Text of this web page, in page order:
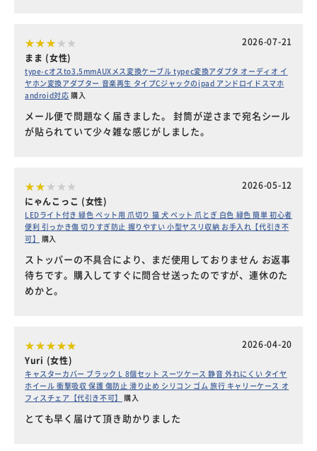
2026-07-21
まま (女性)
type-cオスto3.5mmAUXメス変換ケーブル typec変換アダプタ オーディオ イ
ヤホン変換アダプター 音楽再生 タイプCジャックのipad アンドロイドスマホ
android対応 購入
メール便で問題なく届きました。 封筒が逆さまで宛名シール
が貼られていて少々雑な感じがしました。
2026-05-12
にゃんこっこ (女性)
LEDライト付き 緑色 ペット用 爪切り 猫 犬 ペット 爪とぎ 白色 緑色 簡単 初心者
便利 引っかき傷 切りすぎ防止 握りやすい 小型ヤスリ収納 お手入れ【代引き不
可】 購入
ストッパーの不具合により、まだ使用しておりません お返事
待ちです。購入してすぐに問合せ送ったのですが、連休のた
めかと。
2026-04-20
Yuri (女性)
キャスターカバー ブラック L 8個セット スーツケース 静音 外れにくい タイヤ
ホイール 衝撃吸収 保護 傷防止 滑り止め シリコン ゴム 旅行 キャリーケース オ
フィスチェア【代引き不可】 購入
とても早く届けて頂き助かりました